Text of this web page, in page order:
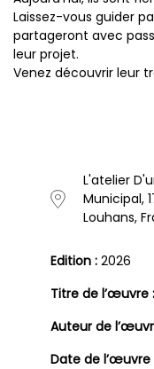
Laissez-vous guider
partageront avec
leur projet.
Venez découvrir leur
L'atelier
Municipal,
Louhans,
Edition : 2026
Titre de l’œuvre :
Auteur de
Date de l’œuvre